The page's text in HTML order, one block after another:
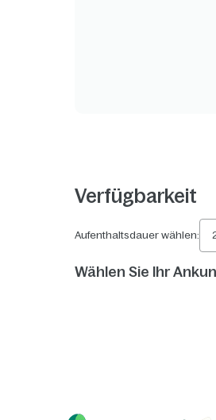
Verfügbarkeit
Aufenthaltsdauer wählen:
Wählen Sie Ihr